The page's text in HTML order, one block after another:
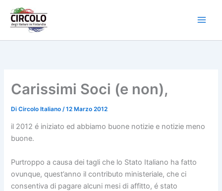
contenuto
Carissimi Soci (e non),
DiCircolo Italiano /12 Marzo 2012
il 2012 é iniziato ed abbiamo buone notizie e notizie meno
buone.
Purtroppo a causa dei tagli che lo Stato Italiano ha fatto
ovunque, quest’anno il contributo ministeriale, che ci
consentiva di pagare alcuni mesi di affitto, é stato